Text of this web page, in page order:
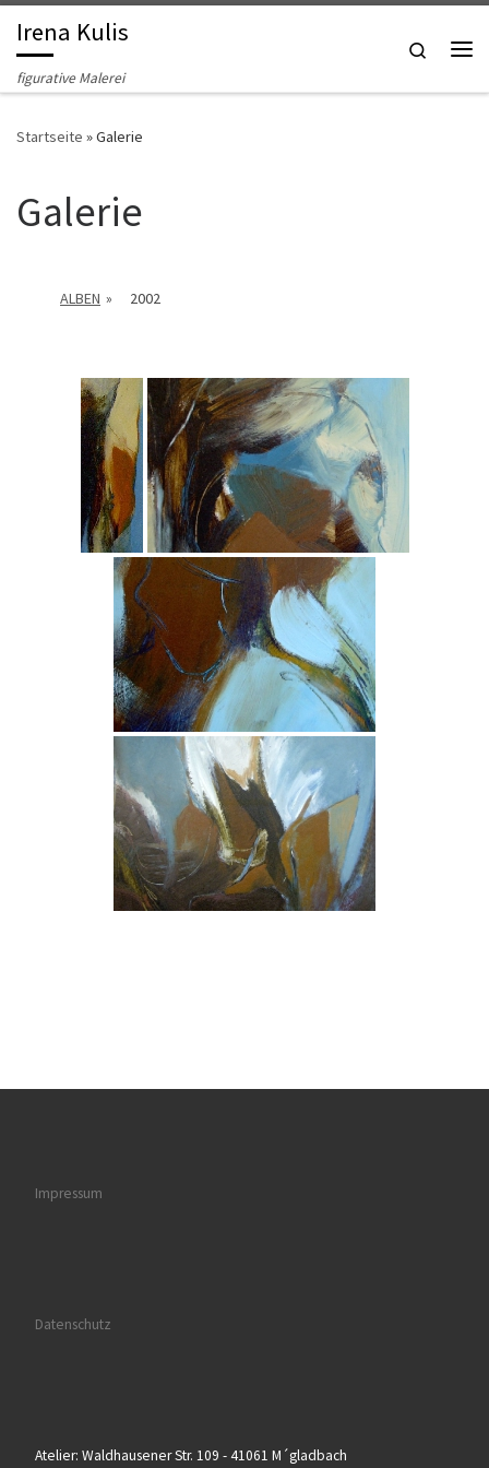
Zum Inhalt springen
Irena Kulis
figurative Malerei
Search
Startseite »Galerie
Galerie
ALBEN » 2002
Impressum
Datenschutz
Atelier: Waldhausener Str. 109 - 41061 M´gladbach